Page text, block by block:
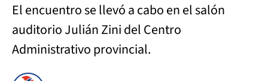
El encuentro se llevó a cabo en el salón
auditorio Julián Zini del Centro
Administrativo provincial.